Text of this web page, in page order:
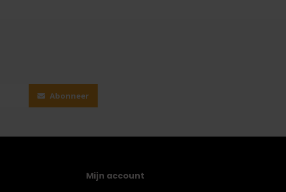
Abonneer
Mijn account